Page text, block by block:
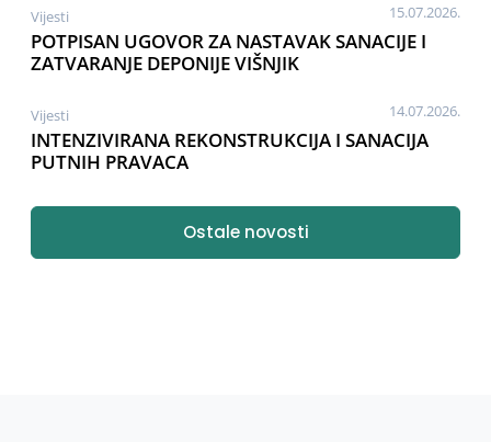
Vijesti 15.07.2026.
POTPISAN UGOVOR ZA NASTAVAK SANACIJE I
ZATVARANJE DEPONIJE VIŠNJIK
Vijesti 14.07.2026.
INTENZIVIRANA REKONSTRUKCIJA I SANACIJA
PUTNIH PRAVACA
Ostale novosti